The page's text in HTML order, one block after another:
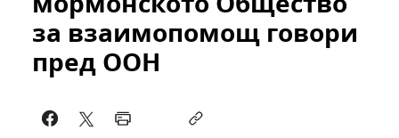
за взаимопомощ говори
пред ООН